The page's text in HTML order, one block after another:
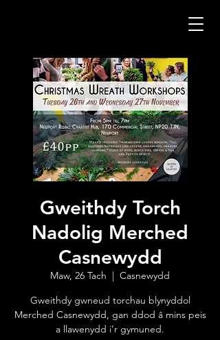
Gweithdy Torch
Nadolig Merched
Casnewydd
Maw, 26 Tach
  |
Casnewydd
Gweithdy gwneud torchau blynyddol
Merched Casnewydd, gan ddod â mins peis
a llawenydd i’r gymuned.